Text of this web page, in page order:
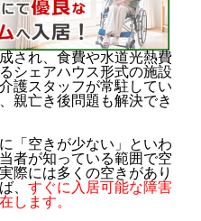
され、食費や水道光熱費
シェアハウス形式の施設
護スタッフが常駐してい
親亡き後問題も解決でき
「空きが少ない」といわ
者が知っている範囲で空
際には多くの空きがあり
、 すぐに入居可能な障害
します。